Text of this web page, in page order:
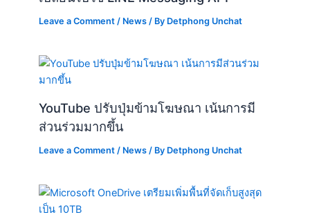
YouTube ปรับปุ่มข้ามโฆษณา เน้นการมี
Leave a Comment /News/ ByDetphong Unchat
Microsoft OneDrive เตรียมเพิ่มพื้นที่จัด
Leave a Comment /News/ ByDetphong Unchat